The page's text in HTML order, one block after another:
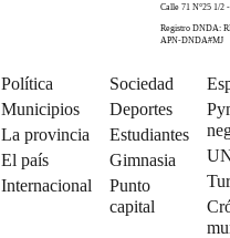
Calle 71 N°25 1/2
Registro DNDA:
APN-DNDA#MJ
Política
Municipios
La provincia
El país
Internacional
Sociedad
Deportes
Estudiantes
Gimnasia
Punto
capital